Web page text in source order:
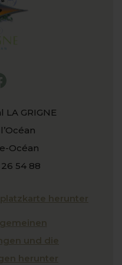
GRIGNE
Océan
54 88
herunter
und die
herunter